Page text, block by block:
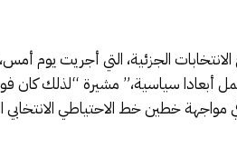
الجزئية، التي أجريت يوم
أبعادا سياسية،” مشيرة “لذلك كان
في مواجهة خطين خط الاحتياطي